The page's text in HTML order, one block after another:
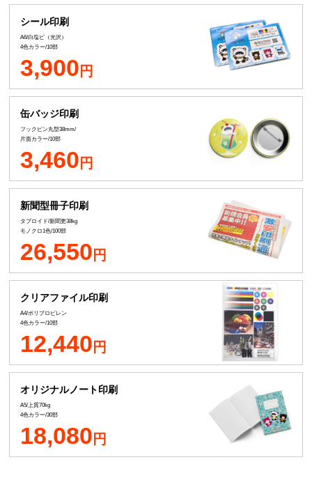
シール印刷
A6/白塩ビ（光沢）
4色カラー/10部
3,900 円
缶バッジ印刷
フックピン丸型38mm/
片面カラー/10部
3,460 円
新聞型冊子印刷
タブロイド/新聞更38kg
モノクロ1色/100部
26,550 円
クリアファイル印刷
A4/ポリプロピレン
4色カラー/10部
12,440 円
オリジナルノート印刷
A5/上質70kg
4色カラー/30部
18,080 円